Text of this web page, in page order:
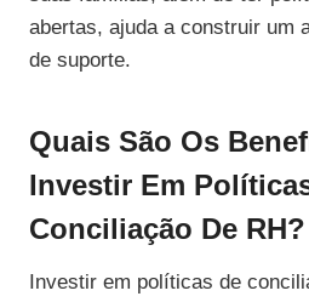
abertas, ajuda a construir um
de suporte.
Quais São Os
Investir Em
Conciliação De RH?
Investir em políticas de